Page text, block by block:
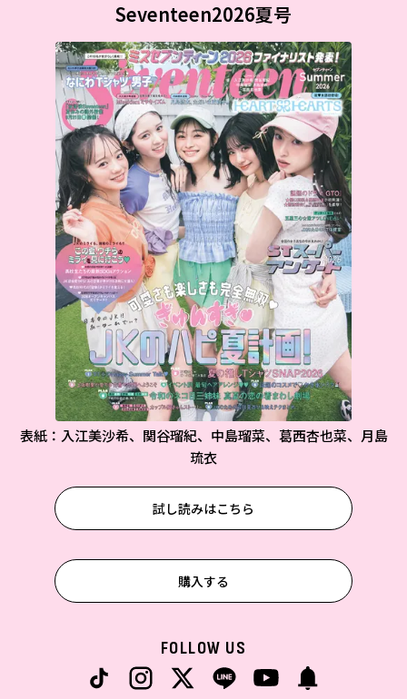
Seventeen2026夏号
表紙：入江美沙希、関谷瑠紀、中島瑠菜、葛西杏也菜、月島
琉衣
試し読みはこちら
購入する
FOLLOW US